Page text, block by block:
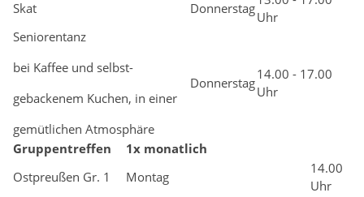
Skat
Donnerstag
Uhr
Seniorentanz
bei Kaffee und selbst-
gebackenem Kuchen, in einer
gemütlichen Atmosphäre
Donnerstag
14.00 - 17.00
Uhr
Gruppentreffen
1x monatlich
Ostpreußen Gr. 1
Montag
14.00
Uhr